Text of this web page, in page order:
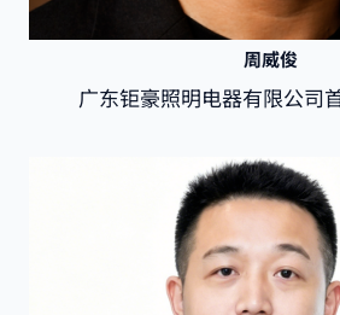
周威俊
广东钜豪照明电器有限公司